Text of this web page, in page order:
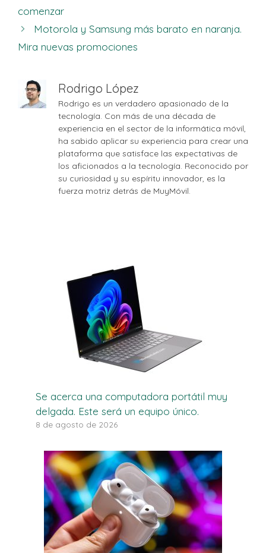
comenzar
Motorola y Samsung más barato en naranja.
Mira nuevas promociones
Rodrigo López
Rodrigo es un verdadero apasionado de la
tecnología. Con más de una década de
experiencia en el sector de la informática móvil,
ha sabido aplicar su experiencia para crear una
plataforma que satisface las expectativas de
los aficionados a la tecnología. Reconocido por
su curiosidad y su espíritu innovador, es la
fuerza motriz detrás de MuyMóvil.
Se acerca una computadora portátil muy
delgada. Este será un equipo único.
8 de agosto de 2026